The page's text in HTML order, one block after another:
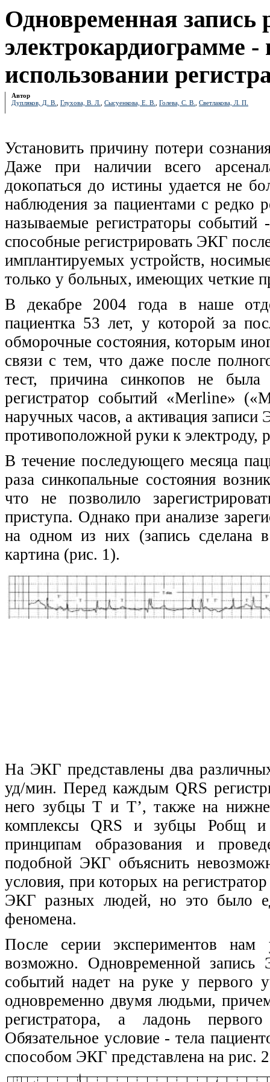
Одновременная запись
электрокардиограмме
использовании
Автор
Дупляков, Д. В.
Глухова, В. Л. Сысуенкова, Е. В. Голева, С. В. Светлакова, Л. П.
Установить причину потери
Даже при наличии всего
докопаться до истины удается не
наблюдения за пациентами с
называемые регистраторы
способные регистрировать ЭКГ
имплантируемых устройств,
только у больных, имеющих четкие
В декабре 2004 года в наше
пациентка 53 лет, у которой за
обморочные состояния, которым
связи с тем, что даже после
тест, причина синкопов не была
регистратор событий «Merline»
наручных часов, а активация
противоположной руки к электроду,
В течение последующего месяца
раза синкопальные состояния
что не позволило
приступа. Однако при анализе
на одном из них (запись сделана
картина (рис. 1).
На ЭКГ представлены два
уд/мин. Перед каждым QRS
него зубцы Т и Т’, также на
комплексы QRS и зубцы Робщ и
принципам образования и
подобной ЭКГ объяснить
условия, при которых на
ЭКГ разных людей, но это было
феномена.
После серии экспериментов нам
возможно. Одновременной
событий надет на руке у первого
одновременно двумя людьми,
регистратора, а ладонь
Обязательное условие - тела
способом ЭКГ представлена на рис.